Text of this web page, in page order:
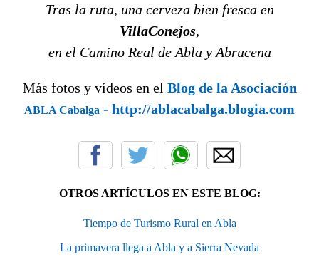
Tras la ruta, una cerveza bien fresca en
VillaConejos,
en el Camino Real de Abla y Abrucena
Más fotos y vídeos en el Blog de la Asociación
ABLA Cabalga - http://ablacabalga.blogia.com
OTROS ARTÍCULOS EN ESTE BLOG:
Tiempo de Turismo Rural en Abla
La primavera llega a Abla y a Sierra Nevada